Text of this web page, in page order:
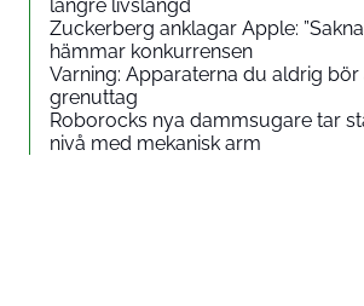
längre livslängd
Zuckerberg anklagar Apple:
hämmar konkurrensen
Varning: Apparaterna du aldrig
grenuttag
Roborocks nya dammsugare tar
nivå med mekanisk arm